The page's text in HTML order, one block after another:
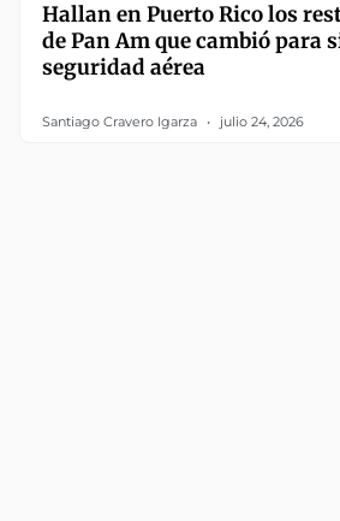
Hallan en Puerto Rico los
de Pan Am que cambió para
seguridad aérea
Santiago Cravero Igarza julio 24, 2026